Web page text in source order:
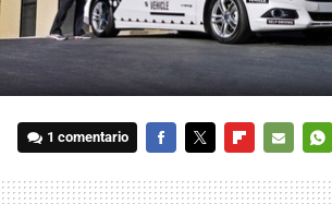
1 comentario
MAIL